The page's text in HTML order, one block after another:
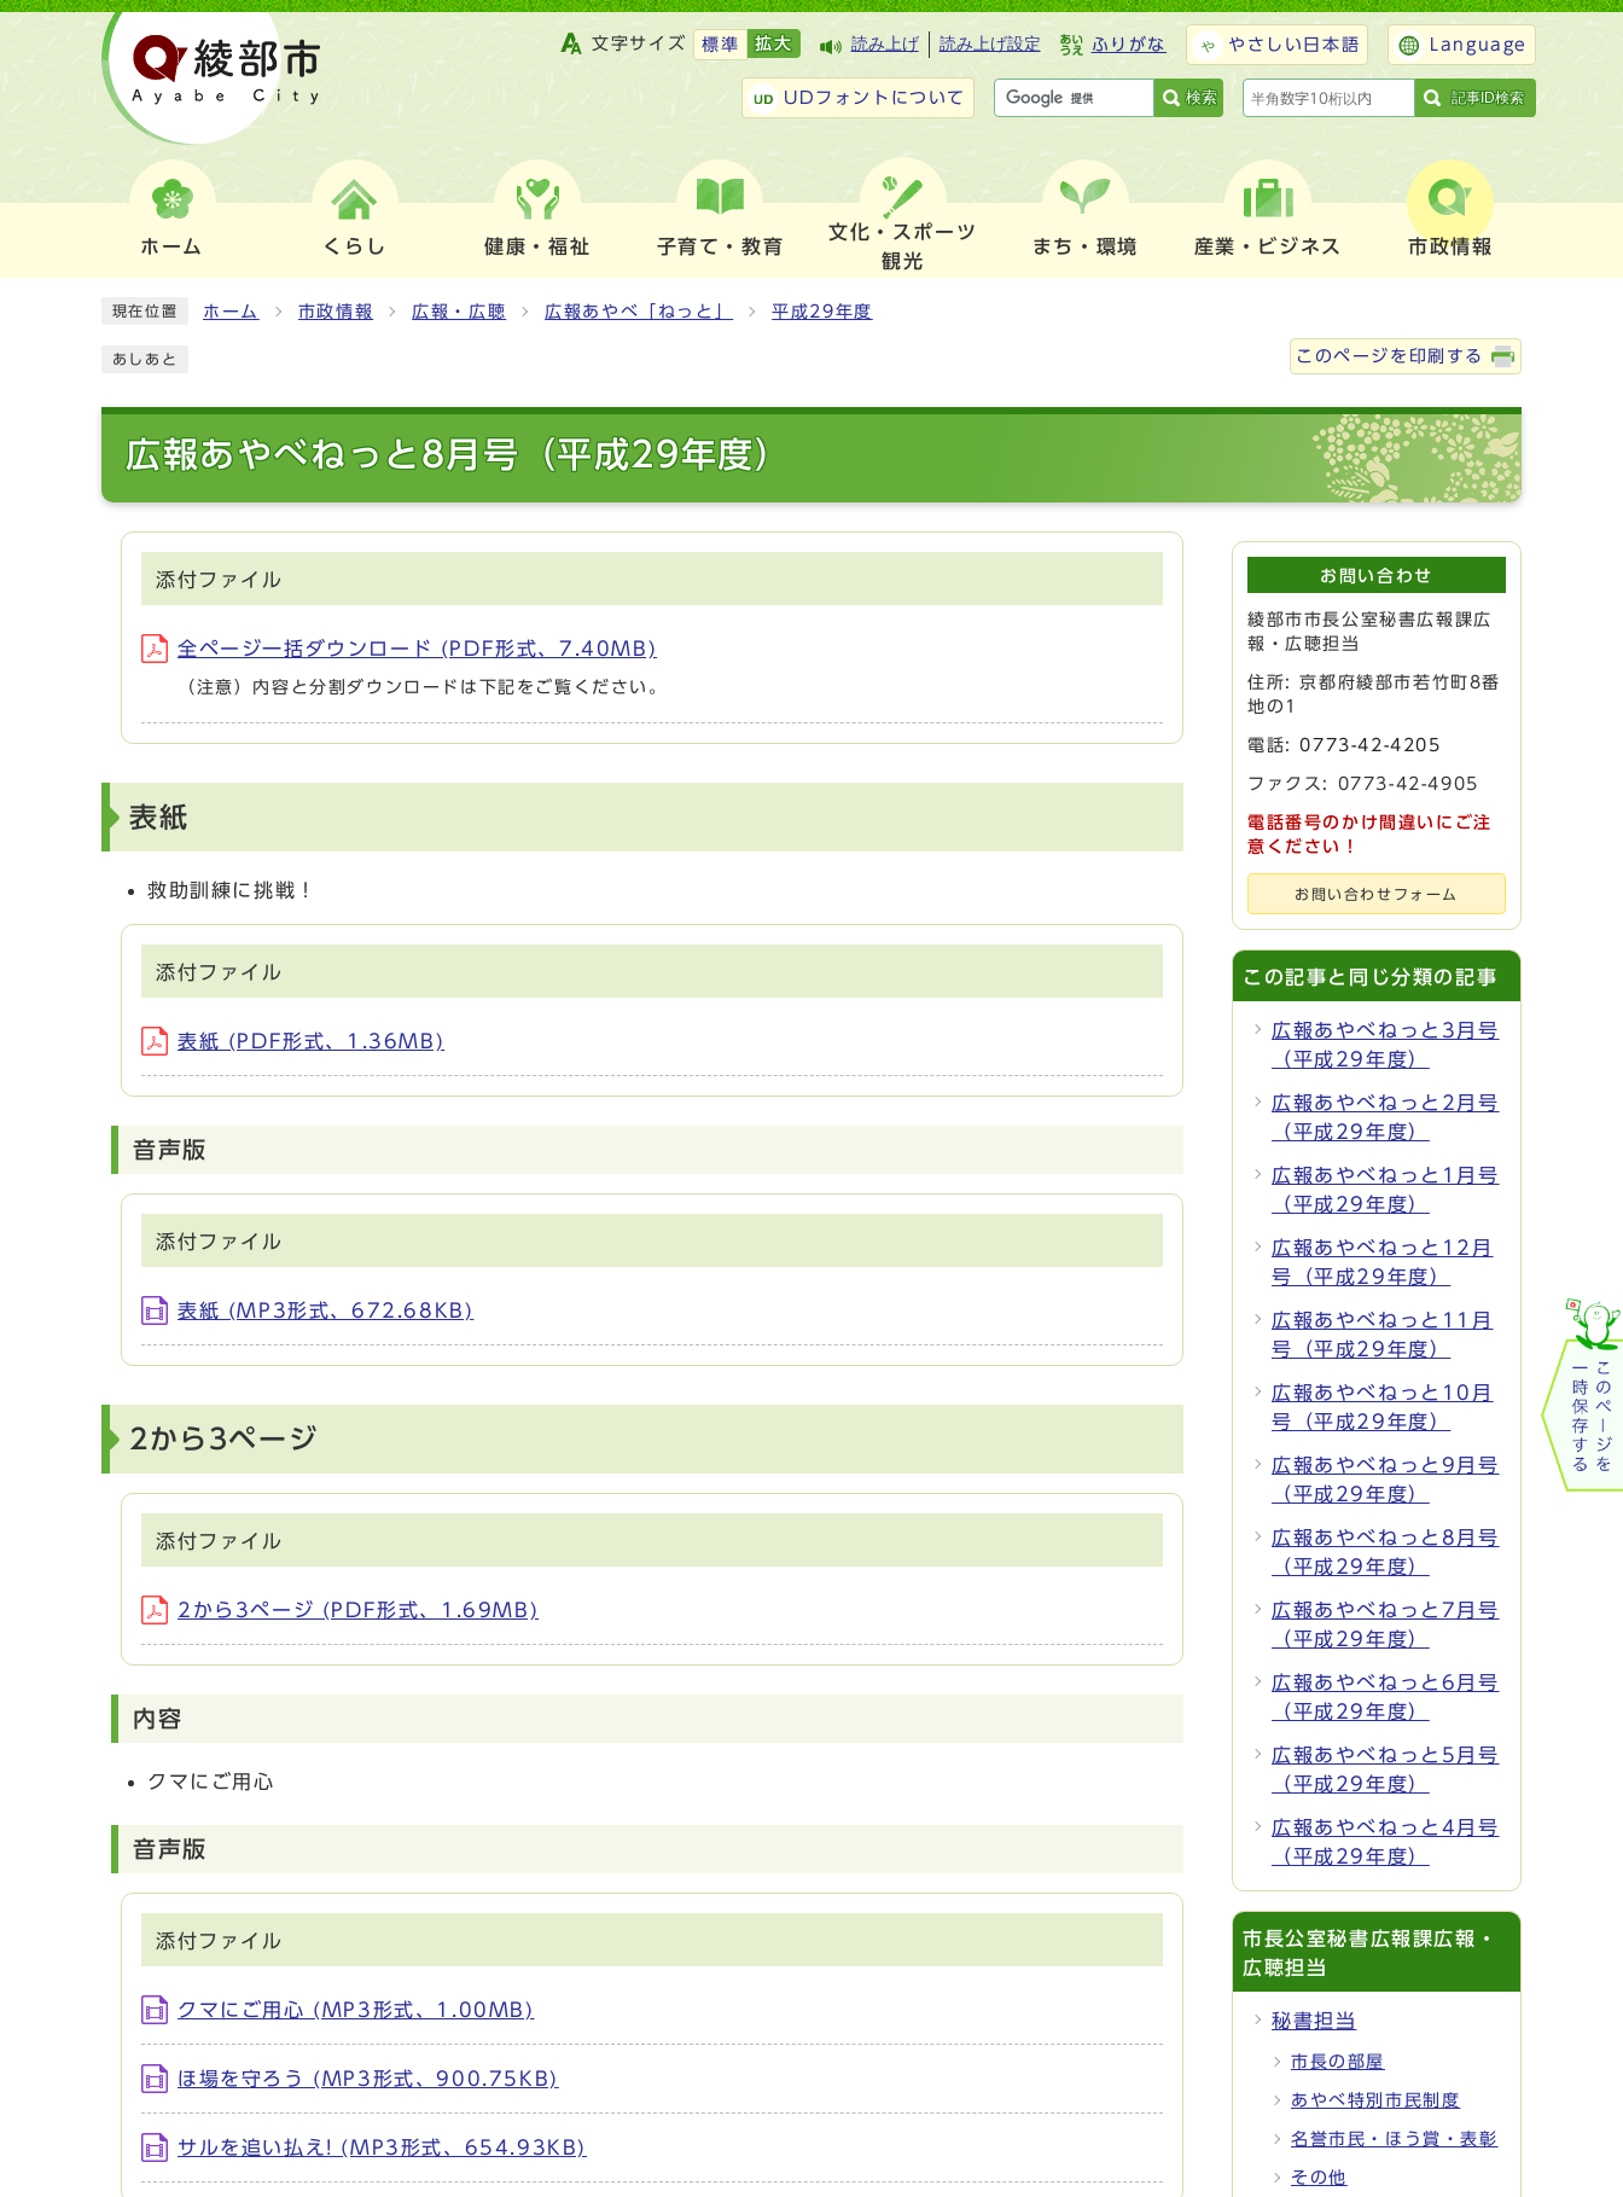
文字サイズ 標準 拡大 読み上げ 読み上げ設定 ふりがな やさしい日本語 Language
UDフォントについて 検索 記事ID検索
ホーム くらし 健康・福祉 子育て・教育
文化・スポーツ
観光
まち・環境 産業・ビジネス 市政情報
現在位置 ホーム 市政情報 広報・広聴 広報あやべ「ねっと」 平成29年度
あしあと このページを印刷する
広報あやべねっと8月号（平成29年度）
添付ファイル
全ページ一括ダウンロード (PDF形式、7.40MB)
（注意）内容と分割ダウンロードは下記をご覧ください。
表紙
救助訓練に挑戦！
添付ファイル
表紙 (PDF形式、1.36MB)
音声版
添付ファイル
表紙 (MP3形式、672.68KB)
2から3ページ
添付ファイル
2から3ページ (PDF形式、1.69MB)
内容
クマにご用心
音声版
添付ファイル
クマにご用心 (MP3形式、1.00MB)
ほ場を守ろう (MP3形式、900.75KB)
サルを追い払え! (MP3形式、654.93KB)
お問い合わせ
綾部市市長公室秘書広報課広
報・広聴担当
住所: 京都府綾部市若竹町8番
地の1
電話:0773-42-4205
ファクス: 0773-42-4905
電話番号のかけ間違いにご注
意ください！
お問い合わせフォーム
この記事と同じ分類の記事
広報あやべねっと3月号
（平成29年度）
広報あやべねっと2月号
（平成29年度）
広報あやべねっと1月号
（平成29年度）
広報あやべねっと12月
号（平成29年度）
広報あやべねっと11月
号（平成29年度）
広報あやべねっと10月
号（平成29年度）
広報あやべねっと9月号
（平成29年度）
広報あやべねっと8月号
（平成29年度）
広報あやべねっと7月号
（平成29年度）
広報あやべねっと6月号
（平成29年度）
広報あやべねっと5月号
（平成29年度）
広報あやべねっと4月号
（平成29年度）
市長公室秘書広報課広報・
広聴担当
秘書担当
市長の部屋
あやべ特別市民制度
名誉市民・ほう賞・表彰
その他